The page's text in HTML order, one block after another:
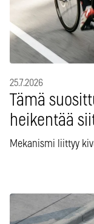
25.7.2026
Tämä
heikentää
Mekanismi liittyy